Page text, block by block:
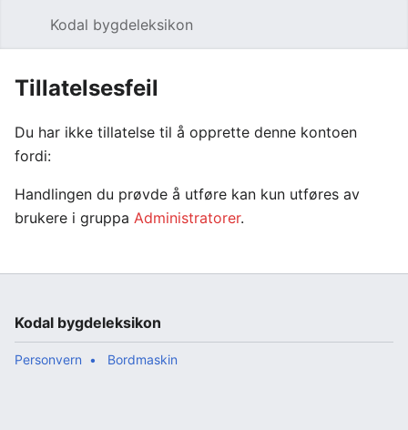
Kodal bygdeleksikon
Tillatelsesfeil
Du har ikke tillatelse til å opprette denne kontoen
fordi:
Handlingen du prøvde å utføre kan kun utføres av
brukere i gruppa Administratorer.
Kodal bygdeleksikon
Personvern Bordmaskin